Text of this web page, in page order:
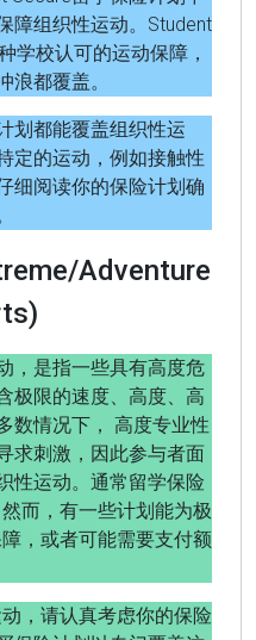
障组织性运动。Student
学校认可的运动保障，
浪都覆盖。
划都能覆盖组织性运
定的运动，例如接触性
细阅读你的保险计划确
Adventure
，是指一些具有高度危
极限的速度、高度、高
数情况下， 高度专业性
求刺激，因此参与者面
性运动。通常留学保险
而，有一些计划能为极
，或者可能需要支付额
，请认真考虑你的保险